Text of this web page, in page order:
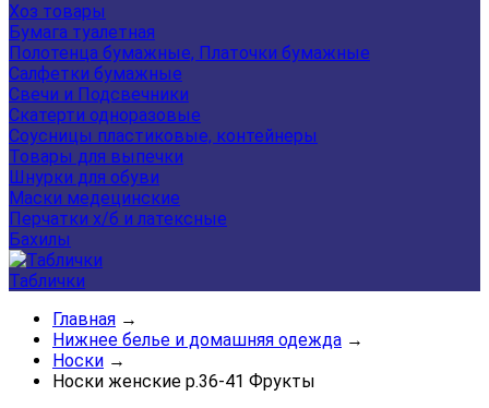
Хоз товары
Бумага туалетная
Полотенца бумажные, Платочки бумажные
Салфетки бумажные
Свечи и Подсвечники
Скатерти одноразовые
Соусницы пластиковые, контейнеры
Товары для выпечки
Шнурки для обуви
Маски медецинские
Перчатки х/б и латексные
Бахилы
Таблички
Главная →
Нижнее белье и домашняя одежда →
Носки →
Носки женские р.36-41 Фрукты